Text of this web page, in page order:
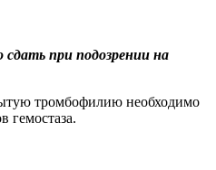
при подозрении на
тромбофилию необходимо
гемостаза.